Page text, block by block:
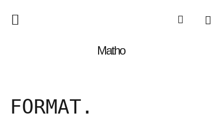
Matho
Vertikaltuch lernen
Video-Kurs
FORMAT.